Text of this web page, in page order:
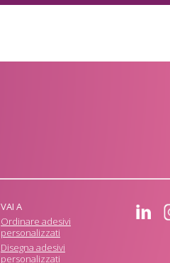
VAI A
Ordinare adesivi
personalizzati
Disegna adesivi
personalizzati